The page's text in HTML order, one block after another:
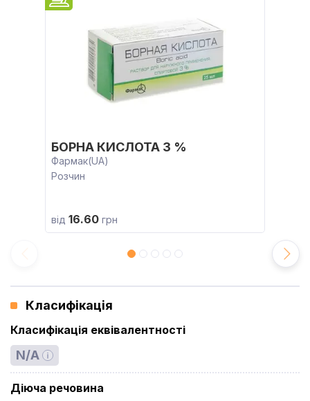
БОРНА КИСЛОТА 3 %
Фармак(UA)
Розчин
від 16.60 грн
Класифікація
Класифікація еквівалентності
N/A
Діюча речовина